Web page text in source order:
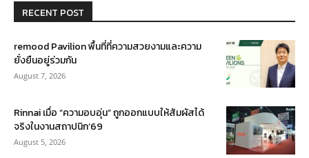
RECENT POST
remood Pavilion พื้นที่ที่ความสวยงามและความ
ยั่งยืนอยู่ร่วมกัน
August 7, 2026
Rinnai เมื่อ “ความอบอุ่น” ถูกออกแบบให้สัมผัสได้
จริงในงานสถาปนิก’69
August 5, 2026